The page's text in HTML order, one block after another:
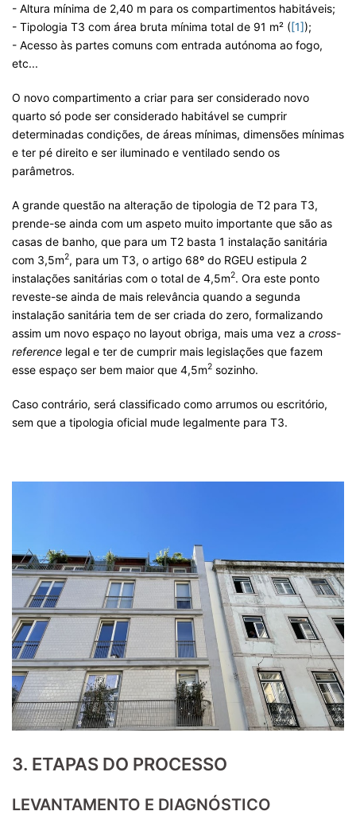
- Altura mínima de 2,40 m para os compartimentos habitáveis;
- Tipologia T3 com área bruta mínima total de 91 m² ([1]);
- Acesso às partes comuns com entrada autónoma ao fogo,
etc...
O novo compartimento a criar para ser considerado novo
quarto só pode ser considerado habitável se cumprir
determinadas condições, de áreas mínimas, dimensões mínimas
e ter pé direito e ser iluminado e ventilado sendo os
parâmetros.
A grande questão na alteração de tipologia de T2 para T3,
prende-se ainda com um aspeto muito importante que são as
casas de banho, que para um T2 basta 1 instalação sanitária
com 3,5m2, para um T3, o artigo 68º do RGEU estipula 2
instalações sanitárias com o total de 4,5m2. Ora este ponto
reveste-se ainda de mais relevância quando a segunda
instalação sanitária tem de ser criada do zero, formalizando
assim um novo espaço no layout obriga, mais uma vez a cross-
reference legal e ter de cumprir mais legislações que fazem
esse espaço ser bem maior que 4,5m2 sozinho.
Caso contrário, será classificado como arrumos ou escritório,
sem que a tipologia oficial mude legalmente para T3.
3. ETAPAS DO PROCESSO
LEVANTAMENTO E DIAGNÓSTICO